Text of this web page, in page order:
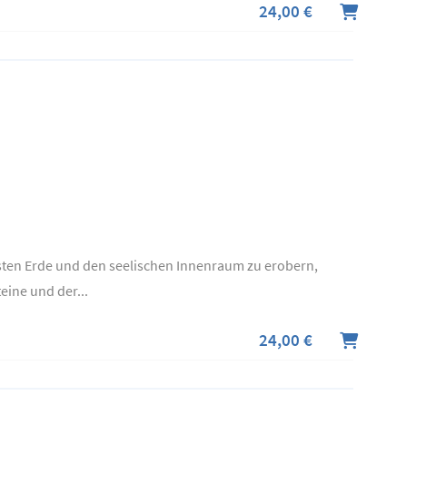
24,00 €
Erde und den seelischen Innenraum zu erobern,
und der...
24,00 €